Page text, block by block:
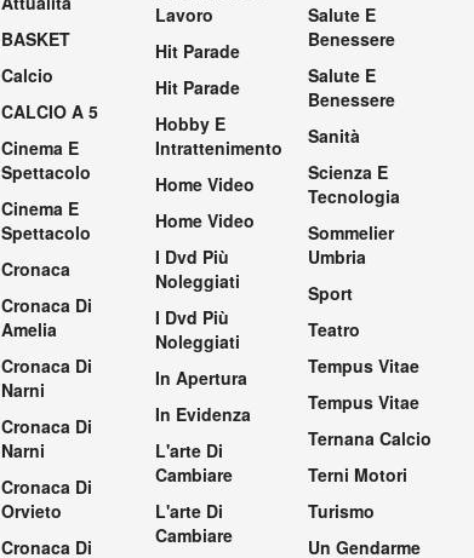
BASKET
Calcio
CALCIO A 5
Cinema E
Spettacolo
Cinema E
Spettacolo
Cronaca
Cronaca Di
Amelia
Cronaca Di
Narni
Cronaca Di
Narni
Cronaca Di
Orvieto
Cronaca Di
Lavoro
Hit Parade
Hit Parade
Hobby E
Intrattenimento
Home Video
Home Video
I Dvd Più
Noleggiati
I Dvd Più
Noleggiati
In Apertura
In Evidenza
L'arte Di
Cambiare
L'arte Di
Cambiare
Salute E
Benessere
Salute E
Benessere
Sanità
Scienza E
Tecnologia
Sommelier
Umbria
Sport
Teatro
Tempus Vitae
Tempus Vitae
Ternana Calcio
Terni Motori
Turismo
Un Gendarme